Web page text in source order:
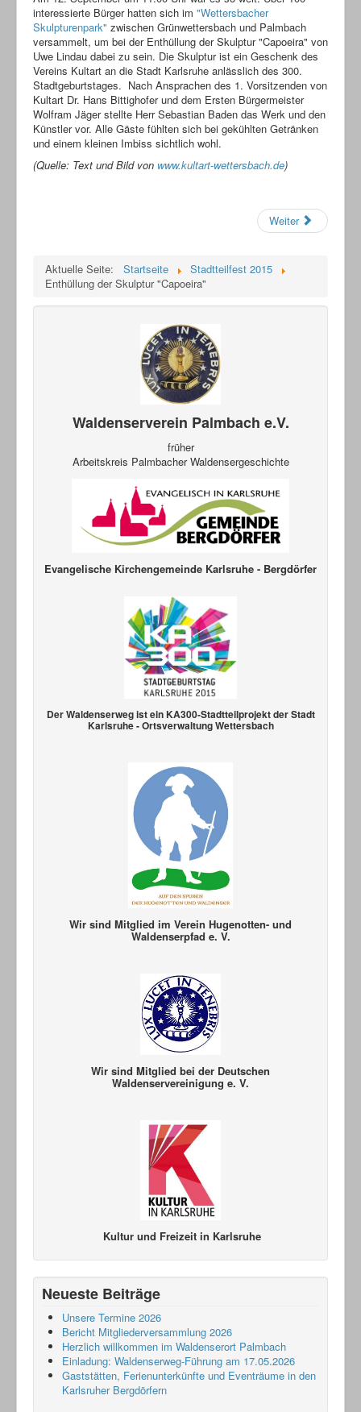
interessierte Bürger hatten sich im "Wettersbacher
Skulpturenpark" zwischen Grünwettersbach und Palmbach
versammelt, um bei der Enthüllung der Skulptur "Capoeira" von
Uwe Lindau dabei zu sein. Die Skulptur ist ein Geschenk des
Vereins Kultart an die Stadt Karlsruhe anlässlich des 300.
Stadtgeburtstages. Nach Ansprachen des 1. Vorsitzenden von
Kultart Dr. Hans Bittighofer und dem Ersten Bürgermeister
Wolfram Jäger stellte Herr Sebastian Baden das Werk und den
Künstler vor. Alle Gäste fühlten sich bei gekühlten Getränken
und einem kleinen Imbiss sichtlich wohl.
(Quelle: Text und Bild von www.kultart-wettersbach.de)
Weiter
Aktuelle Seite: Startseite
Stadtteilfest 2015
Enthüllung der Skulptur "Capoeira"
Waldenserverein Palmbach e.V.
früher
Arbeitskreis Palmbacher Waldensergeschichte
Evangelische Kirchengemeinde Karlsruhe - Bergdörfer
Der Waldenserweg ist ein KA300-Stadtteilprojekt der Stadt
Karlsruhe - Ortsverwaltung Wettersbach
Wir sind Mitglied im Verein Hugenotten- und
Waldenserpfad e. V.
Wir sind Mitglied bei der Deutschen
Waldenservereinigung e. V.
Kultur und Freizeit in Karlsruhe
Neueste Beiträge
Unsere Termine 2026
Bericht Mitgliederversammlung 2026
Herzlich willkommen im Waldenserort Palmbach
Einladung: Waldenserweg-Führung am 17.05.2026
Gaststätten, Ferienunterkünfte und Eventräume in den
Karlsruher Bergdörfern